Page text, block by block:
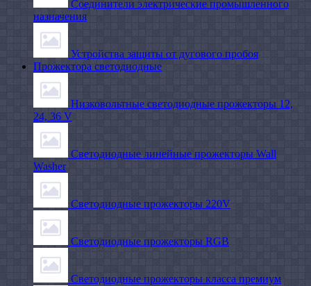
Соединители электрические промышленного
назначения
Устройства защиты от дугового пробоя
Прожектора светодиодные
Низковольтные светодиодные прожекторы 12,
24, 36 V
Светодиодные линейные прожекторы Wall
Washer
Светодиодные прожекторы 220V
Светодиодные прожекторы RGB
Светодиодные прожекторы класса премиум